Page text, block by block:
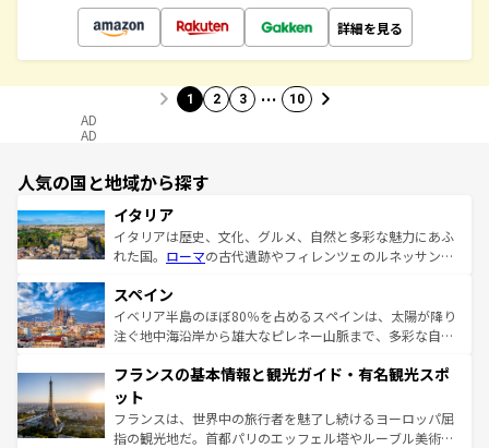
詳細を見る
1 2 3 … 10
AD
AD
人気の国と地域から探す
イタリア
イタリアは歴史、文化、グルメ、自然と多彩な魅力にあふ
れた国。 ローマの古代遺跡やフィレンツェのルネッサンス
ろん、トスカーナの美しい田園風景やアマルフィ海岸の絶
景など、自然景観も見逃せない。観光の合間には、本場の
ピザやパスタなど、絶品のイタリア料理を堪能することも
ませてくれるイタリアで、忘れられない旅をしてみよう！
なお、新着のイタリア情報は
しい。
スペイン
イベリア半島のほぼ80％を占めるスペインは、太陽が降り
注ぐ地中海沿岸から雄大なピレネー山脈まで、多彩な自然
文化が根付くこの国では、情熱的なフラメンコ、熱気あふ
れる闘牛、そして美味しいタパスが生活の一部となってい
る。首都マドリードの洗練された雰囲気や、バルセロナの
アートに溢れた街角から、地方では古代ローマ遺跡や中世
フランスの基本情報と観光ガイド・有名観光スポ
ット
フランスは、世界中の旅行者を魅了し続けるヨーロッパ屈
指の観光地だ。首都パリのエッフェル塔やルーブル美術館